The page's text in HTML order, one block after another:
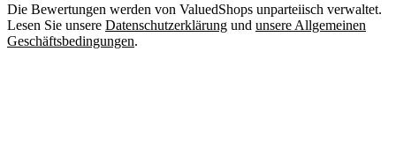
Die Bewertungen werden von ValuedShops unparteiisch verwaltet.
Lesen Sie unsere Datenschutzerklärung und unsere Allgemeinen
Geschäftsbedingungen.